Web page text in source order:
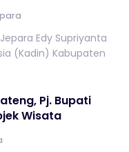
Edy Supriyanta
(Kadin) Kabupaten
Pj. Bupati
Wisata